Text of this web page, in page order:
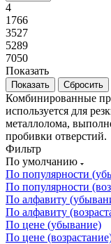
4
1766
3527
5289
7050
Показать
Сбросить
Комбинированные
используется для
металлолома,
пробивки отверстий.
Фильтр
По умолчанию
По популярности
По популярности
По алфавиту
По алфавиту
По цене (убывание)
По цене